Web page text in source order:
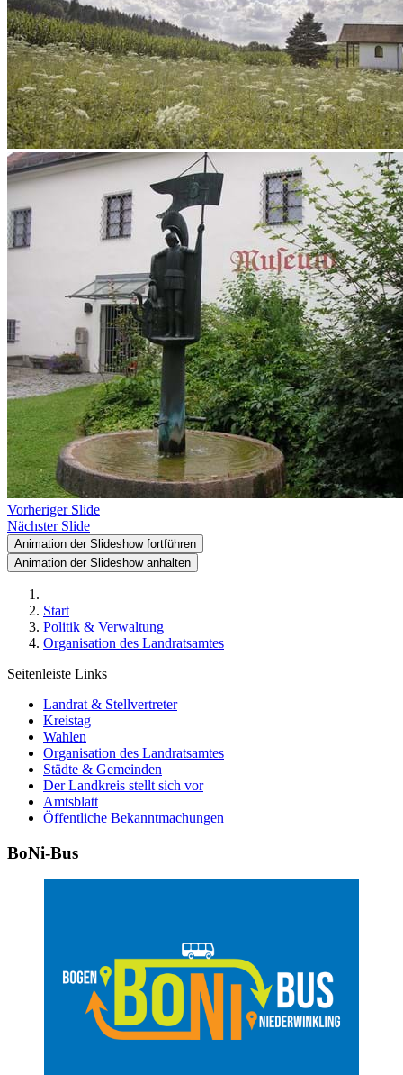
Vorheriger Slide
Nächster Slide
Animation der Slideshow fortführen
Animation der Slideshow anhalten
Start
Politik & Verwaltung
Organisation des Landratsamtes
Seitenleiste Links
Landrat & Stellvertreter
Kreistag
Wahlen
Organisation des Landratsamtes
Städte & Gemeinden
Der Landkreis stellt sich vor
Amtsblatt
Öffentliche Bekanntmachungen
BoNi-Bus